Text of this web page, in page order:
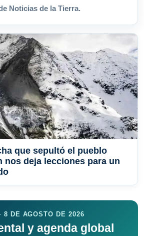
Noticias de la Tierra.
que sepultó el pueblo
nos deja lecciones para un
8 DE AGOSTO DE 2026
y agenda global